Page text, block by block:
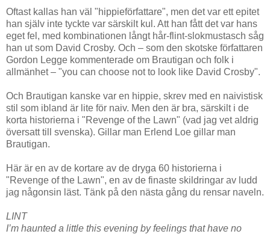
Oftast kallas han väl "hippieförfattare", men det var ett epitet
han själv inte tyckte var särskilt kul. Att han fått det var hans
eget fel, med kombinationen långt hår-flint-slokmustasch såg
han ut som David Crosby. Och – som den skotske författaren
Gordon Legge kommenterade om Brautigan och folk i
allmänhet – "you can choose not to look like David Crosby".
Och Brautigan kanske var en hippie, skrev med en naivistisk
stil som ibland är lite för naiv. Men den är bra, särskilt i de
korta historierna i "Revenge of the Lawn" (vad jag vet aldrig
översatt till svenska). Gillar man Erlend Loe gillar man
Brautigan.
Här är en av de kortare av de dryga 60 historierna i
"Revenge of the Lawn", en av de finaste skildringar av ludd
jag någonsin läst. Tänk på den nästa gång du rensar naveln.
LINT
I’m haunted a little this evening by feelings that have no